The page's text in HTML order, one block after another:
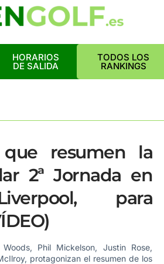
HORARIOS
DE SALIDA
TODOS LOS
RANKINGS
resumen la
2ª Jornada en
para
Phil Mickelson, Justin Rose,
protagonizan el resumen de los